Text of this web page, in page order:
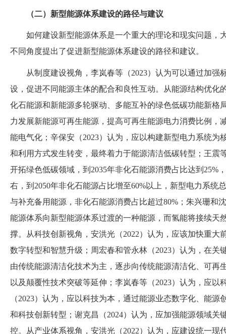
（二） 新型能源体系建设的路径与建议
如何建设新型能源体系是一个重大的理论和现实问题，
不同角度提出了促进新型能源体系建设的路径和建议。
从制度建设视角，李岚春等 （2023） 认为可以通过加强
设，促进不同能源主体的配合和良性互动。从能源结构优化
化石能源和新能源多轮驱动、多能互补的绿色低碳功能新格
力发展新能源可再生能源，提高可再生能源电力消费比例，
能电气化 ； 辛保安 （2023） 认为，应以构建新型电力系统为
和利用方式发生转变，最终着力于能源清洁低碳转型 ； 王震
开拓绿色低碳领域，到 2035年非化石能源消费占比达到25%
右，到2050年非化石能源占比增至60%以上，新型电力系统
与补充备用能源，非化石能源消费占比超过80% ； 朱兴珊和
能源体系向新型能源体系过渡的一种能源，而氢能将接续天
撑。从科技创新视角，安洪光 （2022） 认为，应该加快重大
数字转型和智慧升级 ； 周宏春和管永林 （2023） 认为，在关
由传统能源清洁化技术为主，逐步向传统能源清洁化、可再
以及颠覆性技术突破等延伸 ； 李岚春等 （2023） 认为，应以
（2023） 认为，应以科技为本，通过能源业态数字化、能源
和科技创新转型 ； 谢克昌 （2024） 认为，应加强能源领域关
控。从产业体系视角，安洪光 （2022） 认为，应建设统一现